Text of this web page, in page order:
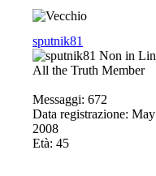
sputnik81
All the Truth Member
Messaggi: 672
Data registrazione: May
2008
Età: 45